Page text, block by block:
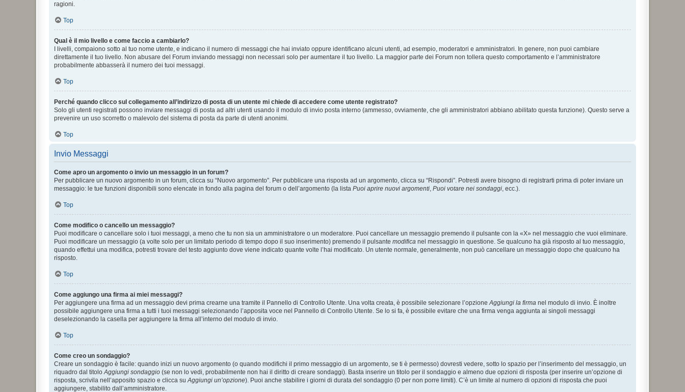
ragioni.
Top
Qual è il mio livello e come faccio a cambiarlo?
I livelli, compaiono sotto al tuo nome utente, e indicano il numero di messaggi che hai inviato oppure identificano alcuni utenti, ad esempio, moderatori e amministratori. In genere, non puoi cambiare
direttamente il tuo livello. Non abusare del Forum inviando messaggi non necessari solo per aumentare il tuo livello. La maggior parte dei Forum non tollera questo comportamento e l’amministratore
probabilmente abbasserà il numero dei tuoi messaggi.
Top
Perché quando clicco sul collegamento all’indirizzo di posta di un utente mi chiede di accedere come utente registrato?
Solo gli utenti registrati possono inviare messaggi di posta ad altri utenti usando il modulo di invio posta interno (ammesso, ovviamente, che gli amministratori abbiano abilitato questa funzione). Questo serve a
prevenire un uso scorretto o malevolo del sistema di posta da parte di utenti anonimi.
Top
Invio Messaggi
Come apro un argomento o invio un messaggio in un forum?
Per pubblicare un nuovo argomento in un forum, clicca su “Nuovo argomento”. Per pubblicare una risposta ad un argomento, clicca su “Rispondi”. Potresti avere bisogno di registrarti prima di poter inviare un
messaggio: le tue funzioni disponibili sono elencate in fondo alla pagina del forum o dell’argomento (la lista Puoi aprire nuovi argomenti, Puoi votare nei sondaggi, ecc.).
Top
Come modifico o cancello un messaggio?
Puoi modificare o cancellare solo i tuoi messaggi, a meno che tu non sia un amministratore o un moderatore. Puoi cancellare un messaggio premendo il pulsante con la «X» nel messaggio che vuoi eliminare.
Puoi modificare un messaggio (a volte solo per un limitato periodo di tempo dopo il suo inserimento) premendo il pulsante modifica nel messaggio in questione. Se qualcuno ha già risposto al tuo messaggio,
quando effettui una modifica, potresti trovare del testo aggiunto dove viene indicato quante volte l’hai modificato. Un utente normale, generalmente, non può cancellare un messaggio dopo che qualcuno ha
risposto.
Top
Come aggiungo una firma ai miei messaggi?
Per aggiungere una firma ad un messaggio devi prima crearne una tramite il Pannello di Controllo Utente. Una volta creata, è possibile selezionare l’opzioneAggiungi la firma nel modulo di invio. È inoltre
possibile aggiungere una firma a tutti i tuoi messaggi selezionando l’apposita voce nel Pannello di Controllo Utente. Se lo si fa, è possibile evitare che una firma venga aggiunta ai singoli messaggi
deselezionando la casella per aggiungere la firma all’interno del modulo di invio.
Top
Come creo un sondaggio?
Creare un sondaggio è facile: quando inizi un nuovo argomento (o quando modifichi il primo messaggio di un argomento, se ti è permesso) dovresti vedere, sotto lo spazio per l’inserimento del messaggio, un
riquadro dal titoloAggiungi sondaggio (se non lo vedi, probabilmente non hai il diritto di creare sondaggi). Basta inserire un titolo per il sondaggio e almeno due opzioni di risposta (per inserire un’opzione di
risposta, scrivila nell’apposito spazio e clicca suAggiungi un’opzione). Puoi anche stabilire i giorni di durata del sondaggio (0 per non porre limiti). C’è un limite al numero di opzioni di risposta che puoi
aggiungere, stabilito dall’amministratore.